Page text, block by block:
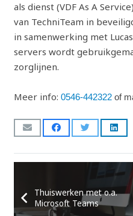
als dienst (VDF As A
van TechniTeam in
in samenwerking met
servers wordt
zorglijnen.
Meer info: 0546-442322of
Thuiswerken met o.a.
Microsoft Teams